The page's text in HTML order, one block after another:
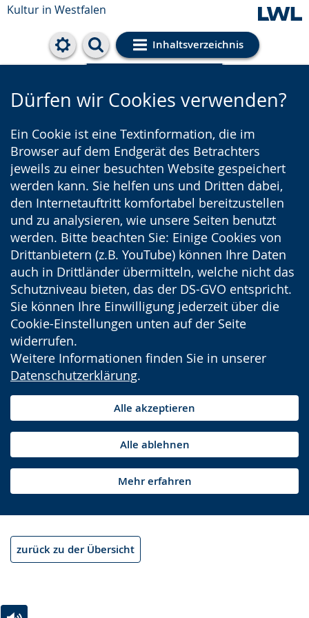
Kultur in Westfalen
Inhaltsverzeichnis
Cookie-Einstellungen
Dürfen wir Cookies verwenden?
Ein Cookie ist eine Textinformation, die im
Browser auf dem Endgerät des Betrachters
jeweils zu einer besuchten Website gespeichert
werden kann. Sie helfen uns und Dritten dabei,
den Internetauftritt komfortabel bereitzustellen
und zu analysieren, wie unsere Seiten benutzt
werden. Bitte beachten Sie: Einige Cookies von
Drittanbietern (z.B. YouTube) können Ihre Daten
auch in Drittländer übermitteln, welche nicht das
Schutzniveau bieten, das der DS-GVO entspricht.
Sie können Ihre Einwilligung jederzeit über die
Cookie-Einstellungen unten auf der Seite
widerrufen.
Weitere Informationen finden Sie in unserer
Datenschutzerklärung.
Alle akzeptieren
Alle ablehnen
Mehr erfahren
zurück zu der Übersicht